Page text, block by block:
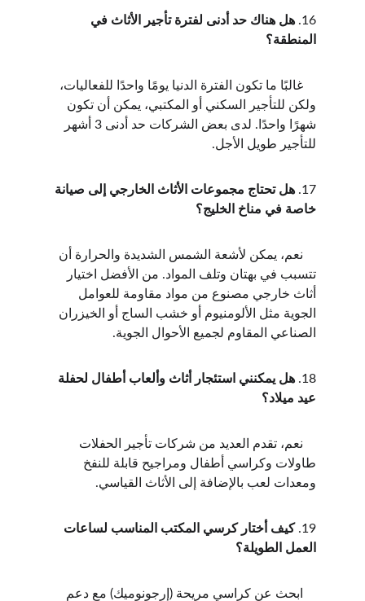
16. هل هناك حد أدنى لفترة تأجير الأثاث في
المنطقة؟
    غالبًا ما تكون الفترة الدنيا يومًا واحدًا للفعاليات،
ولكن للتأجير السكني أو المكتبي، يمكن أن تكون
شهرًا واحدًا. لدى بعض الشركات حد أدنى 3 أشهر
للتأجير طويل الأجل.
17. هل تحتاج مجموعات الأثاث الخارجي إلى صيانة
خاصة في مناخ الخليج؟
    نعم، يمكن لأشعة الشمس الشديدة والحرارة أن
تتسبب في بهتان وتلف المواد. من الأفضل اختيار
أثاث خارجي مصنوع من مواد مقاومة للعوامل
الجوية مثل الألومنيوم أو خشب الساج أو الخيزران
الصناعي المقاوم لجميع الأحوال الجوية.
18. هل يمكنني استئجار أثاث وألعاب أطفال لحفلة
عيد ميلاد؟
    نعم، تقدم العديد من شركات تأجير الحفلات
طاولات وكراسي أطفال ومراجيح قابلة للنفخ
ومعدات لعب بالإضافة إلى الأثاث القياسي.
19. كيف أختار كرسي المكتب المناسب لساعات
العمل الطويلة؟
    ابحث عن كراسي مريحة (إرجونوميك) مع دعم